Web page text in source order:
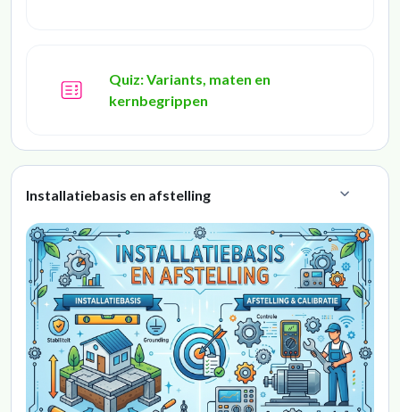
Quiz: Variants, maten en
kernbegrippen
Installatiebasis en afstelling Collapse